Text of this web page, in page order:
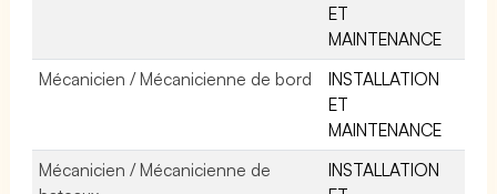
ET
MAINTENANCE
Mécanicien / Mécanicienne de bord
INSTALLATION
ET
MAINTENANCE
Mécanicien / Mécanicienne de
INSTALLATION